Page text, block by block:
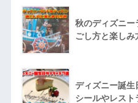
秋のディズニー
ごし方と楽しみ
ディズニー誕生
シールやレスト